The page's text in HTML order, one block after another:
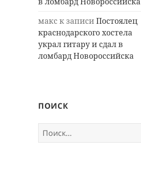
макск записиПостоялец
краснодарского хостела
украл гитару и сдал в
ломбард Новороссийска
ПОИСК
Найти: